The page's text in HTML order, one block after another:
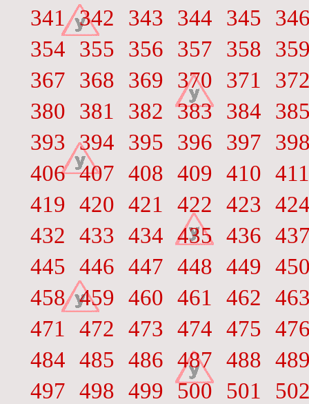
341
342 343 344 345
354
355 356 357 358
367
368 369 370 371
380
381 382 383 384
393 394 395 396 397
406 407 408 409 410 411
419 420 421 422 423
432
433 434 435 436
445 446 447 448 449
458 459 460 461 462
471
472 473 474 475
484 485 486 487 488
497 498 499 500 501